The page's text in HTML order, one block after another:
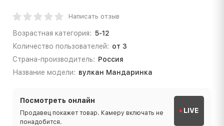
Написать отзыв
Возрастная категория: 5-12
Количество пользователей: от 3
Страна-производитель: Россия
Название модели: вулкан Мандаринка
Посмотреть онлайн
Продавец покажет товар. Камеру включать не
понадобится.
LIVE